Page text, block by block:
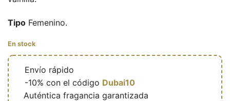
Tipo Femenino.
En stock
Envío rápido
-10% con el código Dubai10
Auténtica fragancia garantizada